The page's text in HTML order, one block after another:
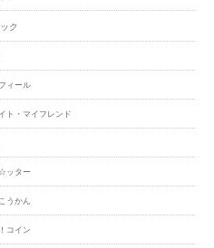
ク
ィール
ト・マイフレンド
☆ッター
うかん
コイン